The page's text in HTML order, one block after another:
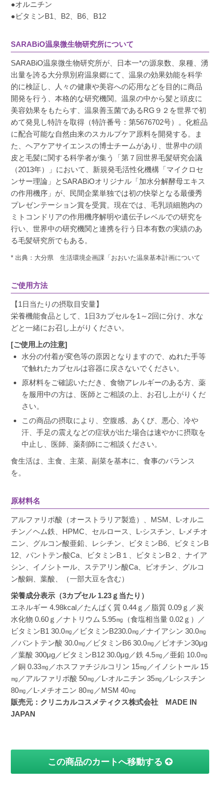
●オルニチン
●ビタミンB1、B2、B6、B12
SARABiO温泉微生物研究所について
SARABiO温泉微生物研究所が、日本一*の源泉数、泉種、湧
出量を誇る大分県別府温泉郷にて、温泉の効果効能を科学
的に検証し、人々の健康や美容への応用などを目的に商品
開発を行う、本格的な研究機関。温泉の中から髪と頭皮に
美容効果をもたらす、温泉善玉菌であるRG９２を世界で初
めて発見し特許を取得（特許番号：第5676702号）。化粧品
に配合可能な自然由来のスカルプケア原料を開発する。ま
た、ヘアケアサイエンスの博士チームがあり、世界中の頭
皮と毛髪に関する科学者が集う「第７回世界毛髪研究会議
（2013年）」において、新規発毛活性化機構「マイクロセ
ンサー理論」とSARABiOオリジナル「加水分解酵母エキス
の作用機序」が、民間企業単独では初の快挙となる最優秀
プレゼンテーション賞を受賞。現在では、毛乳頭細胞内の
ミトコンドリアの作用機序解明や遺伝子レベルでの研究を
行い、世界中の研究機関と連携を行う日本有数の実績のあ
る毛髪研究所でもある。
* 出典：大分県 生活環境企画課「おおいた温泉基本計画について
ご使用方法
【1日当たりの摂取目安量】
栄養機能食品として、1日3カプセルを1～2回に分け、水な
どと一緒にお召し上がりください。
[ご使用上の注意]
水分の付着が変色等の原因となりますので、ぬれた手等
で触れたカプセルは容器に戻さないでください。
原材料をご確認いただき、食物アレルギーのある方、薬
を服用中の方は、医師とご相談の上、お召し上がりくだ
さい。
この商品の摂取により、空腹感、あくび、悪心、冷や
汗、手足の震えなどの症状が出た場合は速やかに摂取を
中止し、医師、薬剤師にご相談ください。
食生活は、主食、主菜、副菜を基本に、食事のバランス
を。
原材料名
アルファリポ酸（オーストラリア製造）、MSM、L-オルニ
チン／ヘム鉄、HPMC、セルロース、L-シスチン、L-メチオ
ニン、グルコン酸亜鉛、レシチン、ビタミンB6、ビタミンB
12、パントテン酸Ca、ビタミンB１、ビタミンB２、ナイア
シン、イノシトール、ステアリン酸Ca、ビオチン、グルコ
ン酸銅、葉酸、（一部大豆を含む）
栄養成分表示（3カプセル 1.23ｇ当たり）
エネルギー 4.98kcal／たんぱく質 0.44ｇ／脂質 0.09ｇ／炭
水化物 0.60ｇ／ナトリウム 5.95㎎（食塩相当量 0.02ｇ）／
ビタミンB1 30.0㎎／ビタミンB230.0㎎／ナイアシン 30.0㎎
／パントテン酸 30.0㎎／ビタミンB6 30.0㎎／ビオチン30μg
／葉酸 300μg／ビタミンB12 30.0μg／鉄 4.5㎎／亜鉛 10.0㎎
／銅 0.33㎎／ホスファチジルコリン 15㎎／イノシトール 15
㎎／アルファリポ酸 50㎎／L-オルニチン 35㎎／L-シスチン
80㎎／L-メチオニン 80㎎／MSM 40㎎
販売元：クリニカルコスメティクス株式会社 MADE IN
JAPAN
この商品のカートへ移動する